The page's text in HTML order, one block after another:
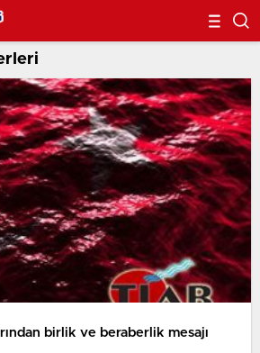
birlik ve beraberlik mesajı